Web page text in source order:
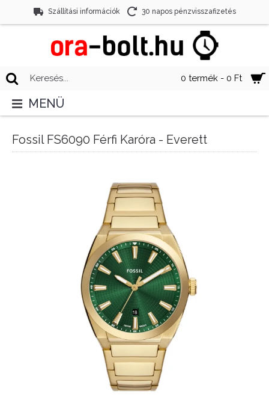
Szállítási információk 30 napos pénzvisszafizetés
0 termék - 0 Ft
MENÜ
Fossil FS6090 Férfi Karóra - Everett